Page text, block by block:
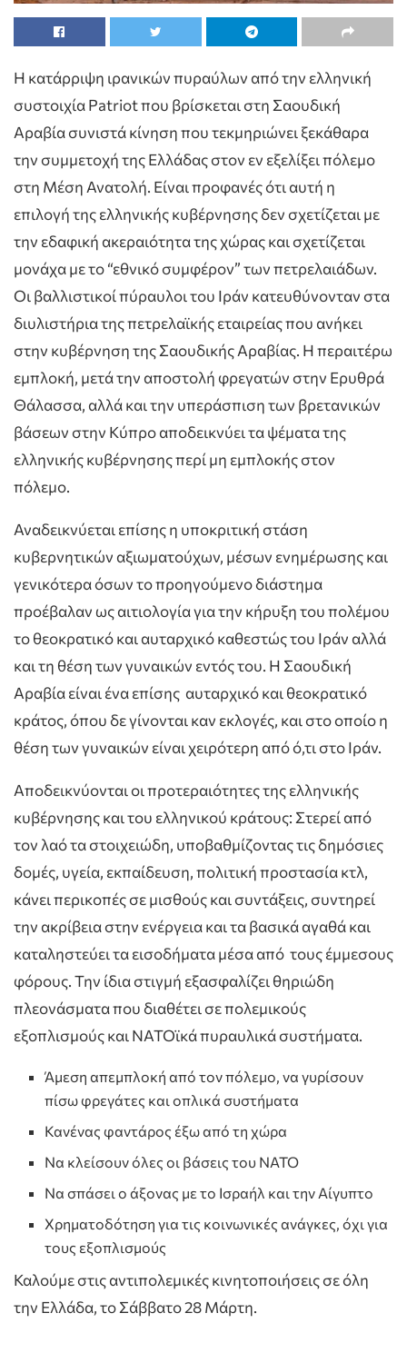
Η κατάρριψη ιρανικών πυραύλων από την ελληνική
συστοιχία Patriot που βρίσκεται στη Σαουδική
Αραβία συνιστά κίνηση που τεκμηριώνει ξεκάθαρα
την συμμετοχή της Ελλάδας στον εν εξελίξει πόλεμο
στη Μέση Ανατολή. Είναι προφανές ότι αυτή η
επιλογή της ελληνικής κυβέρνησης δεν σχετίζεται με
την εδαφική ακεραιότητα της χώρας και σχετίζεται
μονάχα με το “εθνικό συμφέρον” των πετρελαιάδων.
Οι βαλλιστικοί πύραυλοι του Ιράν κατευθύνονταν στα
διυλιστήρια της πετρελαϊκής εταιρείας που ανήκει
στην κυβέρνηση της Σαουδικής Αραβίας. Η περαιτέρω
εμπλοκή, μετά την αποστολή φρεγατών στην Ερυθρά
Θάλασσα, αλλά και την υπεράσπιση των βρετανικών
βάσεων στην Κύπρο αποδεικνύει τα ψέματα της
ελληνικής κυβέρνησης περί μη εμπλοκής στον
πόλεμο.
Αναδεικνύεται επίσης η υποκριτική στάση
κυβερνητικών αξιωματούχων, μέσων ενημέρωσης και
γενικότερα όσων το προηγούμενο διάστημα
προέβαλαν ως αιτιολογία για την κήρυξη του πολέμου
το θεοκρατικό και αυταρχικό καθεστώς του Ιράν αλλά
και τη θέση των γυναικών εντός του. Η Σαουδική
Αραβία είναι ένα επίσης αυταρχικό και θεοκρατικό
κράτος, όπου δε γίνονται καν εκλογές, και στο οποίο η
θέση των γυναικών είναι χειρότερη από ό,τι στο Ιράν.
Αποδεικνύονται οι προτεραιότητες της ελληνικής
κυβέρνησης και του ελληνικού κράτους: Στερεί από
τον λαό τα στοιχειώδη, υποβαθμίζοντας τις δημόσιες
δομές, υγεία, εκπαίδευση, πολιτική προστασία κτλ,
κάνει περικοπές σε μισθούς και συντάξεις, συντηρεί
την ακρίβεια στην ενέργεια και τα βασικά αγαθά και
καταληστεύει τα εισοδήματα μέσα από τους έμμεσους
φόρους. Την ίδια στιγμή εξασφαλίζει θηριώδη
πλεονάσματα που διαθέτει σε πολεμικούς
εξοπλισμούς και ΝΑΤΟϊκά πυραυλικά συστήματα.
Άμεση απεμπλοκή από τον πόλεμο, να γυρίσουν
πίσω φρεγάτες και οπλικά συστήματα
Κανένας φαντάρος έξω από τη χώρα
Να κλείσουν όλες οι βάσεις του ΝΑΤΟ
Να σπάσει ο άξονας με το Ισραήλ και την Αίγυπτο
Χρηματοδότηση για τις κοινωνικές ανάγκες, όχι για
τους εξοπλισμούς
Καλούμε στις αντιπολεμικές κινητοποιήσεις σε όλη
την Ελλάδα, το Σάββατο 28 Μάρτη.